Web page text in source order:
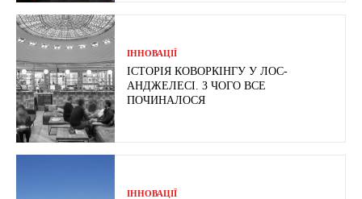
ІННОВАЦІЇ
ІСТОРІЯ КОВОРКІНГУ У ЛОС-
АНДЖЕЛЕСІ. З ЧОГО ВСЕ
ПОЧИНАЛОСЯ
ІННОВАЦІЇ